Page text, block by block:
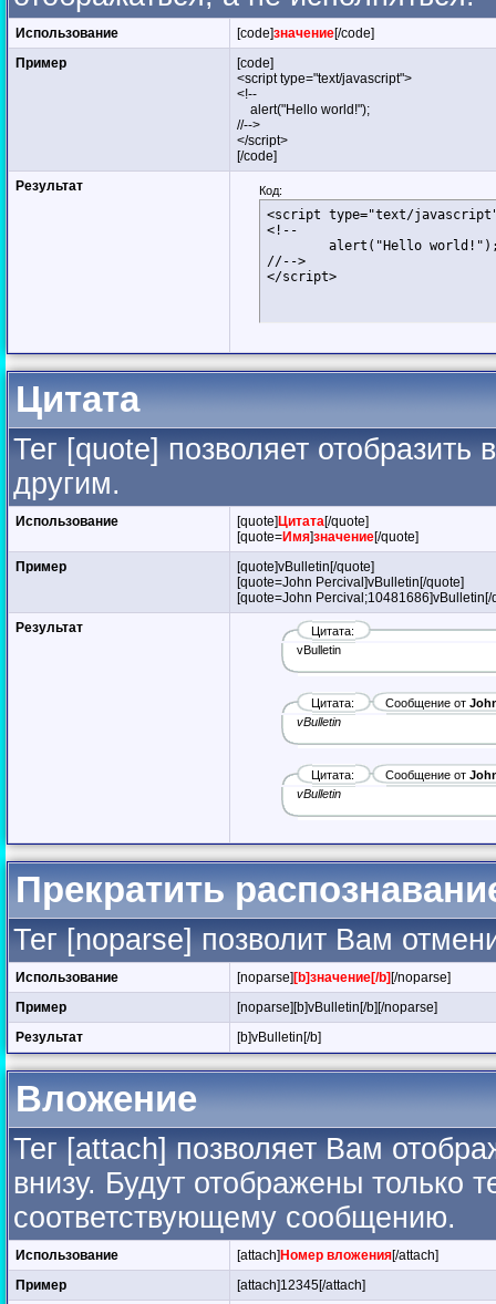
Использование [code]значение[/code]
Пример
[code]
<script type="text/javascript">
<!--
alert("Hello world!");
//-->
</script>
[/code]
Результат
Код:
<script type="text/
<!--
//-->
</script>
Цитата
Тег [quote] позволяет отобразить
другим.
Использование [quote]Цитата[/quote]
[quote=Имя]значение[/quote]
Пример
[quote]vBulletin[/quote]
[quote=John Percival]vBulletin[/quote]
[quote=John Percival;10481686]vBulletin[/
Результат
Цитата:
vBulletin
Цитата: Сообщение от
vBulletin
Цитата: Сообщение от
vBulletin
Прекратить
Тег [noparse] позволит Вам
Использование [noparse][b]значение[/b][/noparse]
Пример
[noparse][b]vBulletin[/b][/noparse]
Результат
[b]vBulletin[/b]
Вложение
Тег [attach] позволяет Вам
внизу. Будут отображены только
соответствующему сообщению.
Использование [attach]Номер вложения[/attach]
Пример
[attach]12345[/attach]